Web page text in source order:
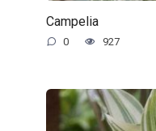
Campelia
0 927